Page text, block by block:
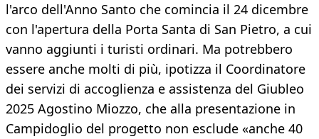
l'arco dell'Anno Santo che comincia il 24 dicembre
con l'apertura della Porta Santa di San Pietro, a cui
vanno aggiunti i turisti ordinari. Ma potrebbero
essere anche molti di più, ipotizza il Coordinatore
dei servizi di accoglienza e assistenza del Giubleo
2025 Agostino Miozzo, che alla presentazione in
Campidoglio del progetto non esclude «anche 40